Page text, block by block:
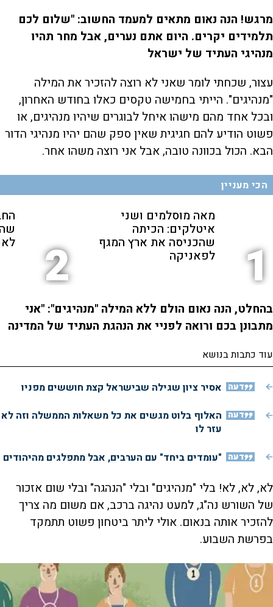
מרגש! הנה נאום מתאים למעמד החשוב: "שלום לכם
תלמידים יקרים. היום אתם נערים, אבל מחר תהיו
מנהיגי העתיד של ישראל
עצור, שכחתי לומר שאני לא רוצה להזכיר את המילה
"מנהיגים". הייתי בחמישה טקסים כאלו בחודש האחרון,
ובכל אחד מהם מישהו איחל לבוגרים שיהיו מנהיגים, או
פשוט הודיע להם חגיגית שאין ספק שהם יהיו מנהיגי הדור
הבא. הכול בכוונה טובה, אבל אני רוצה משהו אחר.
הכי מעניין
1
מאה מוסלמים ושני
איטלקים: הכיתה
שהכניסה את ארץ המגף
לפאניקה 2
בהחלט, הנה נאום הולם ללא המילה "מנהיגים": "אני
מתבונן בכם ורואה לפניי את הנהגת העתיד של המדינה
עוד כתבות בנושא
דעה אסיר ציון שגילה שבישראל קצת חוששים מפניו
דעה האלוף בלוט מגשים את כל משאלות הממשלה וזה לא
עזר לו
דעה "עומדים ביחד" עם הערבים, אבל מתפלגים מהיהודים
לא, לא, לא! בלי "מנהיגים" ובלי "הנהגה" ובלי שום אזכור
של השורש נה"ג, למעט נהיגה ברכב, אם משום מה צריך
להזכיר אותה בנאום. אולי ליתר ביטחון פשוט תתמקד
בפרשת השבוע.